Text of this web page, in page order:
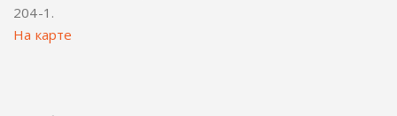
204-1.
На карте